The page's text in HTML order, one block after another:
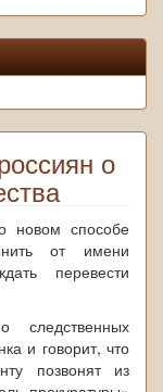
о
новом способе
от имени
перевести
и говорит, что
позвонят из